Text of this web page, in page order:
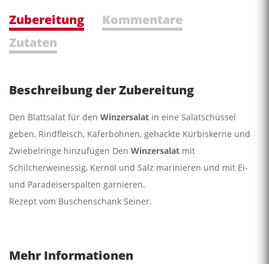
Zubereitung
Kommentare
Zutaten
Beschreibung der Zubereitung
Den Blattsalat für den Winzersalat in eine Salatschüssel
geben, Rindfleisch, Käferbohnen, gehackte Kürbiskerne und
Zwiebelringe hinzufügen Den Winzersalat mit
Schilcherweinessig, Kernöl und Salz marinieren und mit Ei-
und Paradeiserspalten garnieren.
Rezept vom Buschenschank Seiner.
Mehr Informationen